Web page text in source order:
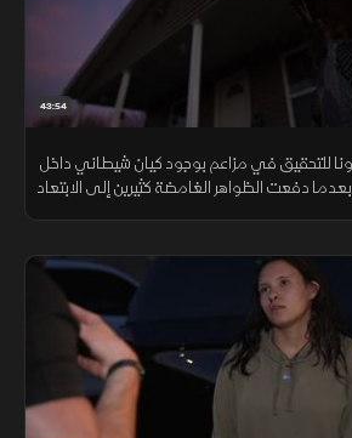
43:54
للتحقيق في مزاعم بوجود كيان شيطاني داخل
دفعت الظواهر الغامضة كثيرين إلى الابتعاد